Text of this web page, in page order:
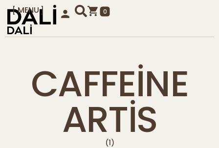
MENU
KAPAT
0
CAFFEINE
ARTIS
(1)